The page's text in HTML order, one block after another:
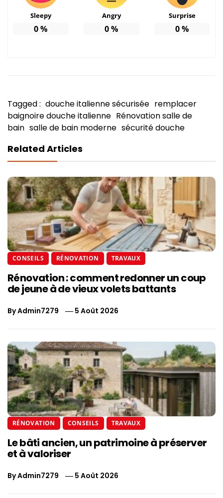
Sleepy
0%
Angry
0%
Surprise
0%
Tagged : douche italienne sécurisée remplacer
baignoire douche italienne Rénovation salle de
bain salle de bain moderne sécurité douche
Related Articles
CONSEILS RÉNOVATION TRAVAUX
Rénovation : comment redonner un coup
de jeune à de vieux volets battants
ByAdmin7279 5 Août 2026
RÉNOVATION CONSEILS TRAVAUX
Le bâti ancien, un patrimoine à préserver
et à valoriser
ByAdmin7279 5 Août 2026